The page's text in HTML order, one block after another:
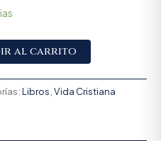
al carrito
Libros Vida Cristiana